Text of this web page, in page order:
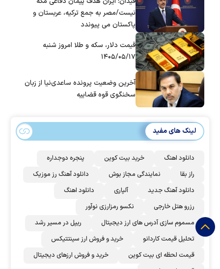
نیست/مصر به جمع ترکیه، عربستان و
پاکستان می پیوندد
قیمت دلار، سکه و طلا امروز شنبه
۱۴۰۵/۰۵/۱۷
آخرین وضعیت پرونده ساعدی‌نیا از زبان
سخنگوی قوه قضاییه
لینک های مفید
دانلود اهنگ خرید بیت کوین
پنجره دوجداره
راز بقا
نمایندگی مجاز بوش
دانلود آهنگ رز‌ موزیک
دانلود آهنگ جدید
آلپاری
دانلود اهنگ
رزرو هتل خارجی
نکسو رمزارزی نوآور
مسموم سازی آدرس های ارز دیجیتال
ریپل در مسیر رشد
تحلیل قیمت کاردانو
خرید و فروش ارز سینتتیکس
قیمت لحظه ای بیت کوین
خرید و فروش ارزهای دیجیتال